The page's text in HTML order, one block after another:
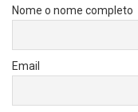
Nome o nome completo
Email